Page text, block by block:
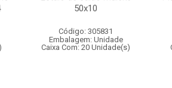
50x10
Código: 305831
Embalagem: Unidade
Caixa Com: 20 Unidade(s)